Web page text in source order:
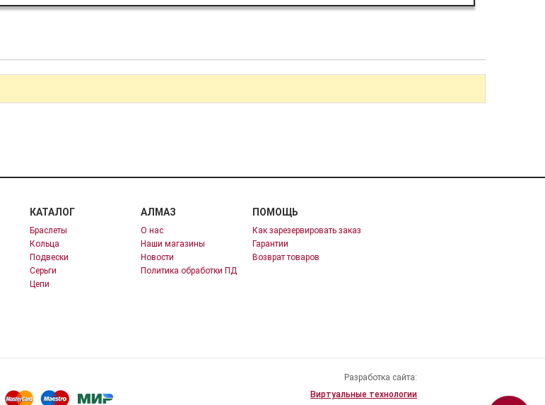
КАТАЛОГ
Браслеты
Кольца
Подвески
Серьги
Цепи
АЛМАЗ
О нас
Наши магазины
Новости
Политика обработки ПД
ПОМОЩЬ
Как зарезервировать заказ
Гарантии
Возврат товаров
Разработка сайта:
Виртуальные технологии